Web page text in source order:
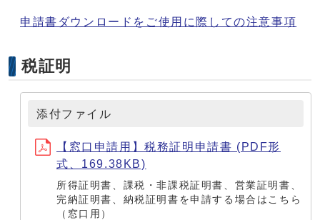
申請書ダウンロードをご使用に際しての注意事項
税証明
添付ファイル
【窓口申請用】税務証明申請書 (PDF形
式、169.38KB)
所得証明書、課税・非課税証明書、営業証明書、
完納証明書、納税証明書を申請する場合はこちら
（窓口用）